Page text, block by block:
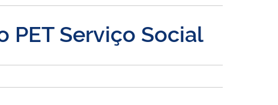
PET Serviço Social